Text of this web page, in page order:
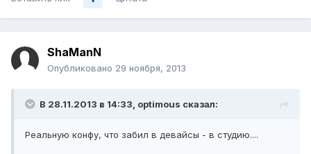
ShaManN
Опубликовано 29 ноября, 2013
В 28.11.2013 в 14:33, optimous сказал:
Реальную конфу, что забил в девайсы - в студию....